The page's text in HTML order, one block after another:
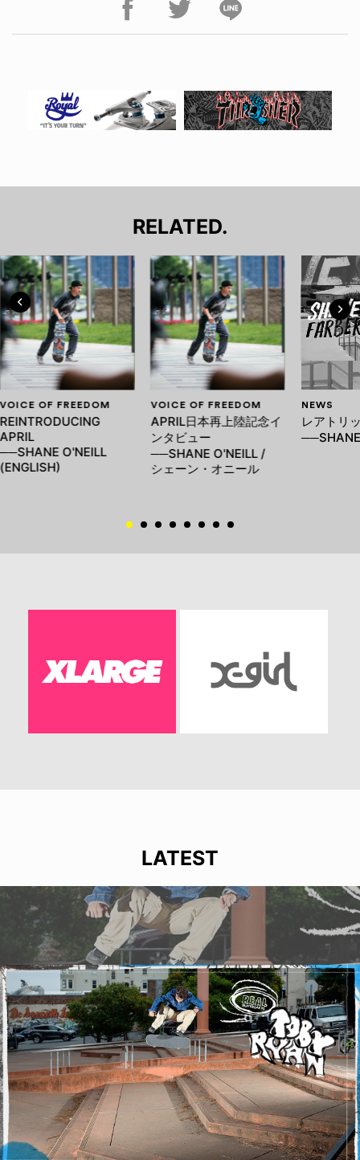
RELATED.
VOICE OF FREEDOM
REINTRODUCING
APRIL
──SHANE O'NEILL
(ENGLISH)
VOICE OF FREEDOM
APRIL日本再上陸記念イ
ンタビュー
──SHANE O'NEILL /
シェーン・オニール
NEWS
レアトリ
LATEST